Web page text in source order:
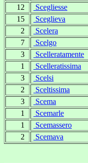
12
Scegliesse
15
Sceglieva
2
Scelera
7
Scelgo
3
Scelleratamente
1
Scelleratissima
3
Scelsi
2
Sceltissima
3
Scema
1
Scemarle
1
Scemassero
2
Scemava